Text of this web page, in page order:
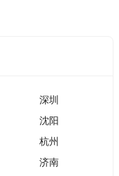
深圳
沈阳
杭州
济南